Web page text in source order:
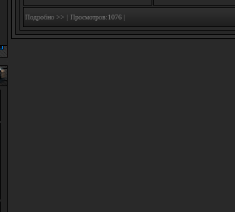
Подробно >> | Просмотров:1076 |